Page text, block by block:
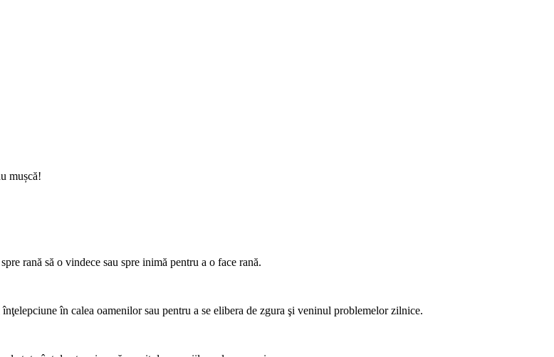
mușcă!
rană să o vindece sau spre inimă pentru a o face rană.
în calea oamenilor sau pentru a se elibera de zgura şi veninul problemelor zilnice.